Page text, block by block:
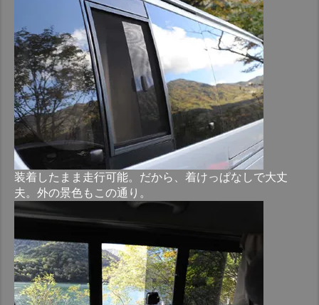
装着したまま走行可能。だから、着けっぱなしで大丈
夫。外の景色もこの通り。